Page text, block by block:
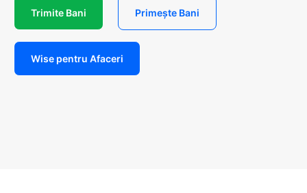
Trimite Bani Primește Bani
Wise pentru Afaceri